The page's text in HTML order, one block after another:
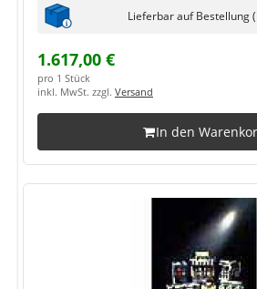
Lieferbar auf Bestellung
1.617,00 €
pro 1 Stück
inkl. MwSt. zzgl. Versand
In den